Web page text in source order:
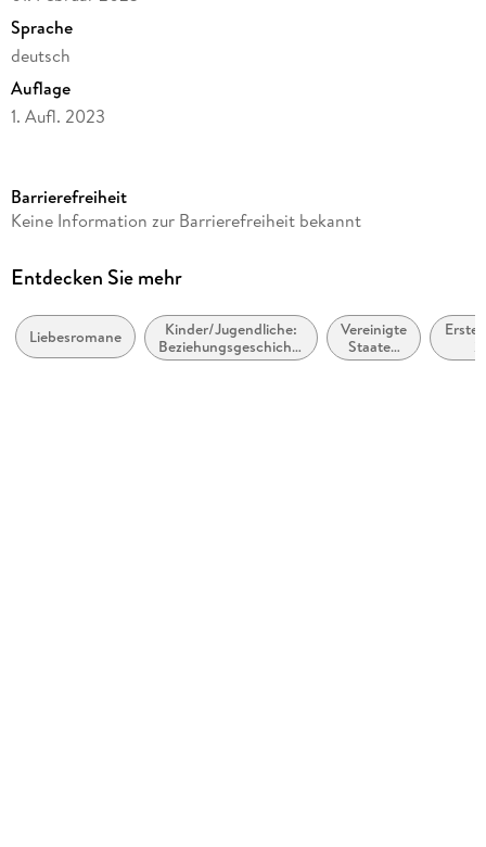
Sprache
deutsch
Auflage
1. Aufl. 2023
Dateigröße
Laufzeit
Altersempfehlung
ab 16 Jahre
Barrierefreiheit
Keine Information zur Barrierefreiheit bekannt
Entdecken Sie mehr
Liebesromane
Kinder/Jugendliche:
Beziehungsgeschichten
- Romantik, Liebe
Vereinigte
Staaten
von
Erste